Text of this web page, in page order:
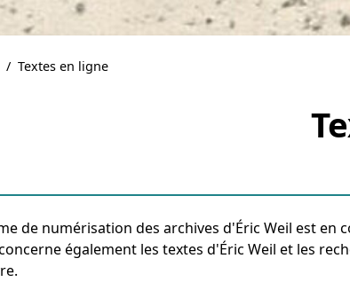
/ Textes en ligne
de numérisation des archives d'Éric Weil est en
également les textes d'Éric Weil et les